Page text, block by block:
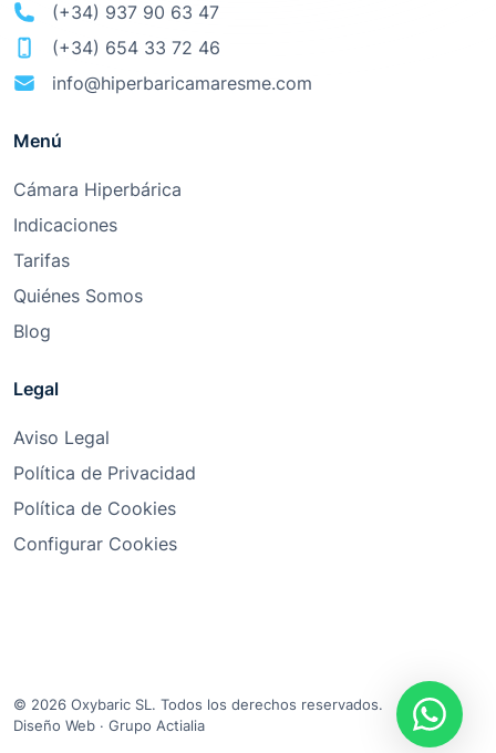
(+34) 937 90 63 47
(+34) 654 33 72 46
info@hiperbaricamaresme.com
Menú
Cámara Hiperbárica
Indicaciones
Tarifas
Quiénes Somos
Blog
Legal
Aviso Legal
Política de Privacidad
Política de Cookies
Configurar Cookies
© 2026 Oxybaric SL. Todos los derechos reservados.
Diseño Web · Grupo Actialia